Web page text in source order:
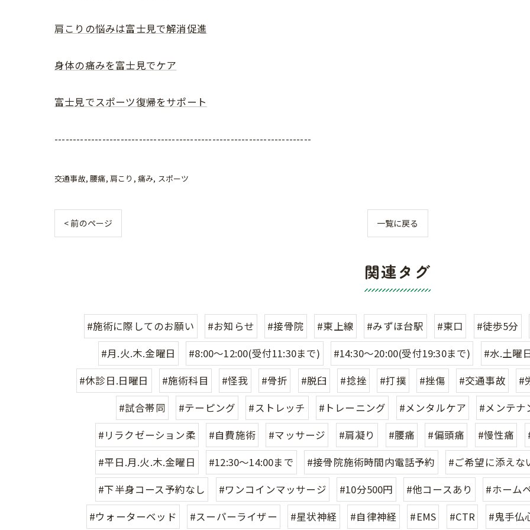
肩こりの悩みは富士見で解消促進
身体の痛みを富士見でケア
富士見でスポーツ復帰をサポート
----------------------------------------------------------------------
交通事故 腰痛 肩こり 痛み スポーツ
< 前のページ 一覧に戻る
関連タグ
#施術に際してのお願い #お知らせ #接骨院 #東上線 #みずほ台駅 #東口 #徒歩5分
#月.火.木.金曜日
#8:00〜12:00(受付11:30まで) #14:30〜20:00(受付19:30まで)
#水.土曜
#休診日.日曜日
#施術科目 #怪我 #骨折 #脱臼 #捻挫 #打撲 #挫傷 #交通事故 #
#試合帯同
#テーピング #ストレッチ #トレーニング #メンタルケア #メンテナ
#リラクゼーション柔
#自費施術 #マッサージ #肩凝り #腰痛 #偏頭痛 #慢性痛
#平日.月.火.木.金曜日
#12:30〜14:00まで #接骨院施術時間内電話予約 #ご希望に添えな
#下半身コース予約なし
#ワンコインマッサージ #10分500円 #他コースあり #ホーム
#ウォーターベッド
#スーパーライザー #星状神経 #自律神経 #EMS #CTR #鬼手仏